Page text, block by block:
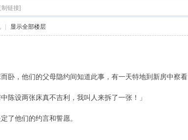
制链接]
显示全部楼层
，他们的父母隐约间知道此事，有一天特地到新房中察看
设两张床真不吉利，我叫人来拆了一张！」
他们的约言和誓愿。